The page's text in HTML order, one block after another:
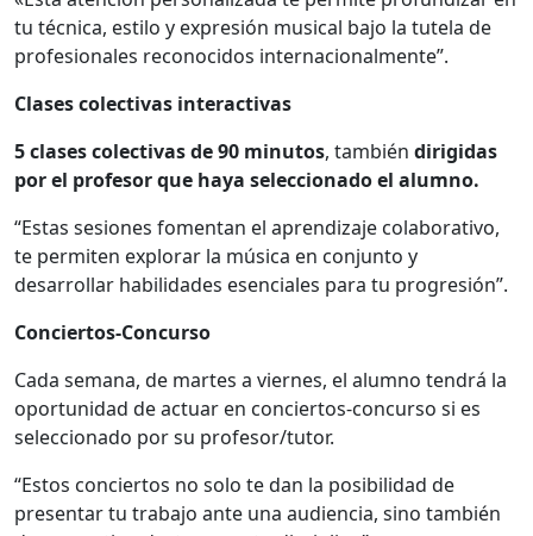
tu técnica, estilo y expresión musical bajo la tutela de
profesionales reconocidos internacionalmente”.
Clases colectivas interactivas
5 clases colectivas de 90 minutos, también dirigidas
por el profesor que haya seleccionado el alumno.
“Estas sesiones fomentan el aprendizaje colaborativo,
te permiten explorar la música en conjunto y
desarrollar habilidades esenciales para tu progresión”.
Conciertos-Concurso
Cada semana, de martes a viernes, el alumno tendrá la
oportunidad de actuar en conciertos-concurso si es
seleccionado por su profesor/tutor.
“Estos conciertos no solo te dan la posibilidad de
presentar tu trabajo ante una audiencia, sino también